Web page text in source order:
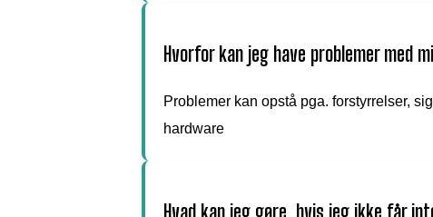
Hvorfor kan jeg have problemer med
Problemer kan opstå pga. forstyrrelser,
hardware
Hvad kan jeg gøre, hvis jeg ikke får